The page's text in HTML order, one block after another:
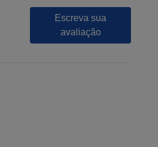
Escreva sua
avaliação